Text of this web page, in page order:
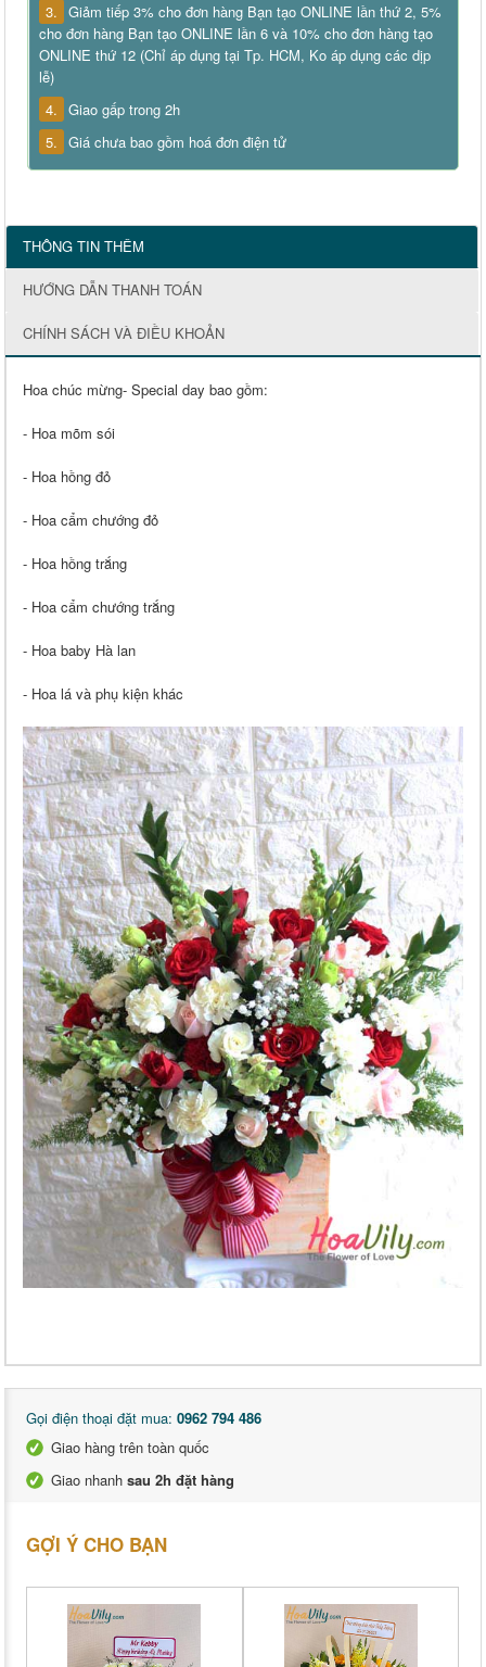
3. Giảm tiếp 3% cho đơn hàng Bạn tạo ONLINE lần thứ 2, 5%
cho đơn hàng Bạn tạo ONLINE lần 6 và 10% cho đơn hàng tạo
ONLINE thứ 12 (Chỉ áp dụng tại Tp. HCM, Ko áp dụng các dịp
lễ)
4. Giao gấp trong 2h
5. Giá chưa bao gồm hoá đơn điện tử
THÔNG TIN THÊM
HƯỚNG DẪN THANH TOÁN
CHÍNH SÁCH VÀ ĐIỀU KHOẢN
Hoa chúc mừng- Special day bao gồm:
- Hoa mõm sói
- Hoa hồng đỏ
- Hoa cẩm chướng đỏ
- Hoa hồng trắng
- Hoa cẩm chướng trắng
- Hoa baby Hà lan
- Hoa lá và phụ kiện khác
Gọi điện thoại đặt mua: 0962 794 486
Giao hàng trên toàn quốc
Giao nhanh sau 2h đặt hàng
GỢI Ý CHO BẠN